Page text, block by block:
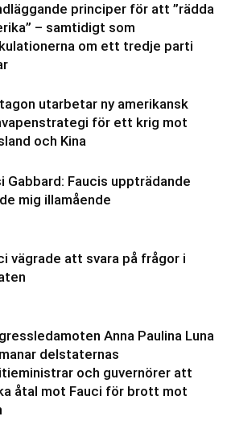
principer för att ”rädda
– samtidigt som
om ett tredje parti
utarbetar ny amerikansk
för ett krig mot
och Kina
Gabbard: Faucis uppträdande
mig illamående
vägrade att svara på frågor i
Anna Paulina Luna
delstaternas
och guvernörer att
åtal mot Fauci för brott mot